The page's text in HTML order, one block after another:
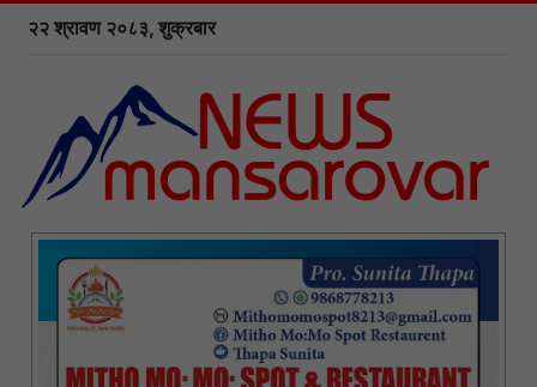
२२ श्रावण २०८३, शुक्रबार